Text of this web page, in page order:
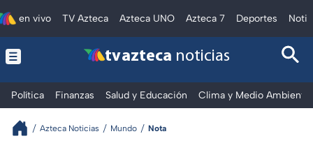
en vivo TV Azteca Azteca UNO Azteca 7 Deportes
tv azteca noticias
Política Finanzas Salud y Educación Clima y Medio Ambiente
Azteca Noticias Mundo Nota